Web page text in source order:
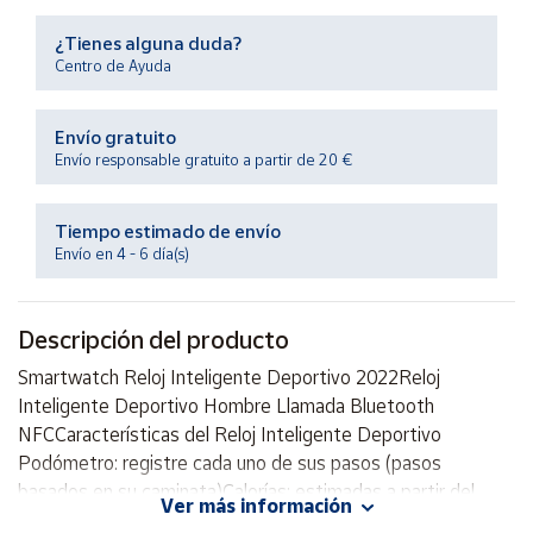
Productos
Solidarios
Ayuda
Centro
Contacto
Vendedores
Mapa de
vendedores
Hazte
vendedor
Área
¿Tienes alguna duda?
Centro de Ayuda
Envío gratuito
Envío responsable gratuito a partir de 20 €
Tiempo estimado de envío
Envío en 4 - 6 día(s)
Descripción del producto
Smartwatch Reloj Inteligente Deportivo 2022Reloj
Inteligente Deportivo Hombre Llamada Bluetooth
NFCCaracterísticas del Reloj Inteligente Deportivo
Podómetro: registre cada uno de sus pasos (pasos
basados en su caminata)Calorías: estimadas a partir del
número de pasosFrecuencia cardíaca: mide la presión
Ver más información